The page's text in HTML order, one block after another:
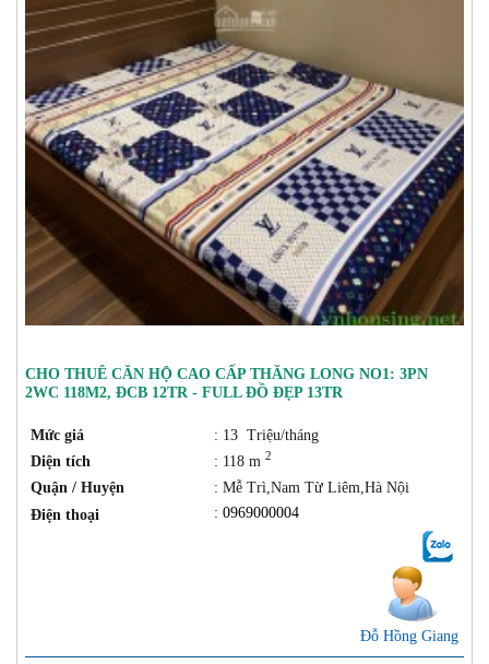
CHO THUÊ CĂN HỘ CAO CẤP THĂNG LONG NO1: 3PN
2WC 118M2, ĐCB 12TR - FULL ĐỒ ĐẸP 13TR
Mức giá
: 13 Triệu/tháng
Diện tích
: 118 m 2
Quận / Huyện
: Mễ Trì,Nam Từ Liêm,Hà Nội
Điện thoại
: 0969000004
Đỗ Hồng Giang